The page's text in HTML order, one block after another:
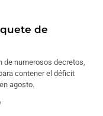
de
de numerosos decretos,
contener el déficit
agosto.